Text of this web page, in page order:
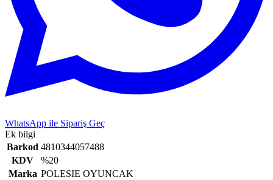
WhatsApp ile Sipariş Geç
Ek bilgi
Barkod 4810344057488
KDV
%20
Marka POLESIE OYUNCAK